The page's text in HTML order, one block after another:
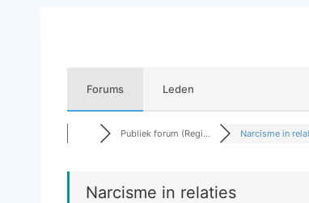
Forums Leden
Publiek forum (Regi... Narcisme in
Narcisme in relaties